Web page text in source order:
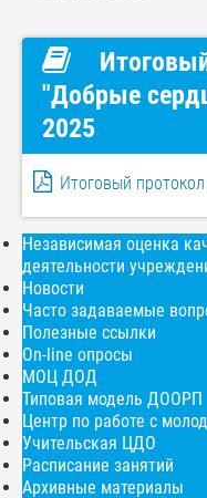
"Добрые
2025
Итоговый
Независимая оценка
деятельности
Новости
Часто задаваемые
Полезные ссылки
On-line опросы
МОЦ ДОД
Типовая модель ДООРП
Центр по работе с
Учительская ЦДО
Расписание занятий
Архивные материалы